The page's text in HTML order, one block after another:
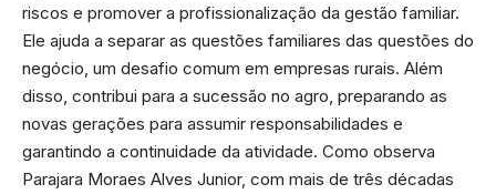
riscos e promover a profissionalização da gestão familiar.
Ele ajuda a separar as questões familiares das questões do
negócio, um desafio comum em empresas rurais. Além
disso, contribui para a sucessão no agro, preparando as
novas gerações para assumir responsabilidades e
garantindo a continuidade da atividade. Como observa
Parajara Moraes Alves Junior, com mais de três décadas